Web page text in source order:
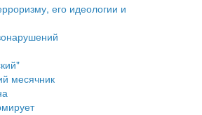
проектирования
и застройки
его идеологии и
месячник